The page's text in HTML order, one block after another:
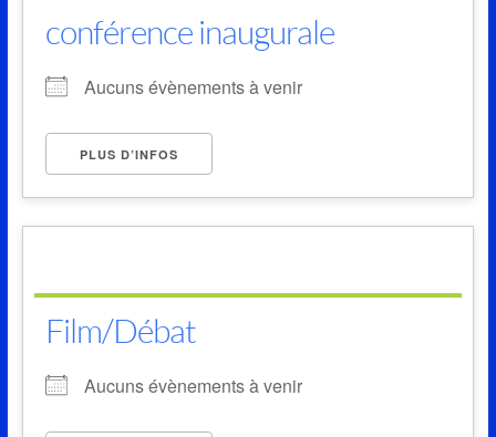
conférence inaugurale
Aucuns évènements à venir
PLUS D’INFOS
Film/Débat
Aucuns évènements à venir